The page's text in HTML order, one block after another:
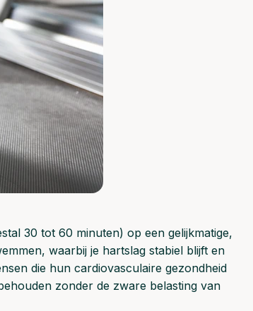
30 tot 60 minuten) op een gelijkmatige,
waarbij je hartslag stabiel blijft en
die hun cardiovasculaire gezondheid
zonder de zware belasting van